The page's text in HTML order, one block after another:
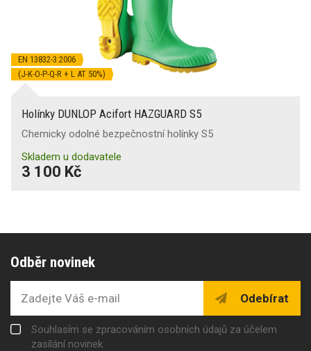
EN 13832-3:2006
(J-K-O-P-Q-R + L AT 50%)
Holínky DUNLOP Acifort HAZGUARD S5
Chemicky odolné bezpečnostní holínky S5
Skladem u dodavatele
3 100 Kč
Odběr novinek
Odebírat
Souhlasím se zpracováním osobních údajů za účelem
zasílání novinek